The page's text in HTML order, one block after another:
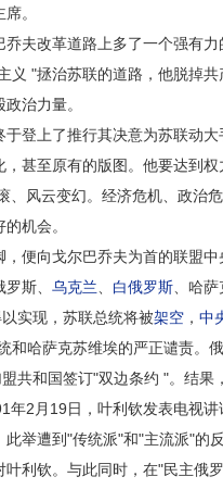
。
改革道路上多了一个强有力
义 "拯治苏联的道路，他脱掉
治力量。
上了推行其决意为苏联动大
甚至原有的版图。他要达到权
风云变幻。经济危机、政治危
机会。
向戈尔巴乔夫为首的联盟中
斯、 乌克兰 白俄罗斯 、哈
实现，苏联总统将被架空 ， 中
和哈萨克苏维埃的严正谴责。
共和国签订"双边条约 "。结果
2月19日，叶利钦发表电视讲
此举遭到"传统派"和"主流派"的
利钦。与此同时，在"民主俄